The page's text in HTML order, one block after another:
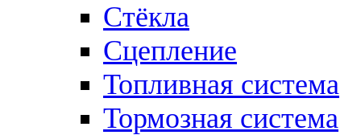
Стёкла
Сцепление
Топливная система
Тормозная система